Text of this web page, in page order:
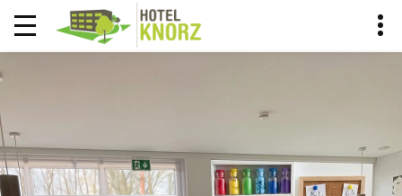
KNORCIERGE BLOG
HOME BLOG